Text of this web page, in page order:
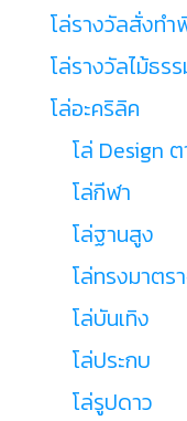
โล่รางวัลสั่งทำ
โล่รางวัลไม้ธร
โล่อะคริลิค
โล่ Design
โล่กีฬา
โล่ฐานสูง
โล่ทรงมาตร
โล่บันเทิง
โล่ประกบ
โล่รูปดาว